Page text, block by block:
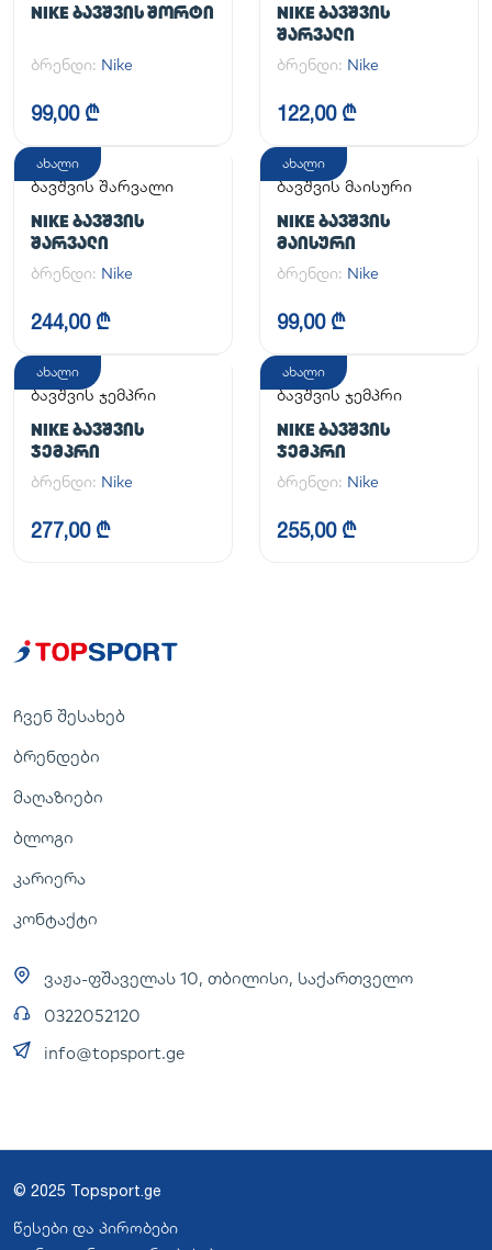
NIKE ᲑᲐᲕᲨᲕᲘᲡ ᲨᲝᲠᲢᲘ
ბრენდი: Nike
99,00 ₾
NIKE ᲑᲐᲕᲨᲕᲘᲡ
ᲨᲐᲠᲕᲐᲚᲘ
ბრენდი: Nike
122,00 ₾
ახალი
ბავშვის შარვალი
NIKE ᲑᲐᲕᲨᲕᲘᲡ
ᲨᲐᲠᲕᲐᲚᲘ
ბრენდი: Nike
244,00 ₾
ახალი
ბავშვის მაისური
NIKE ᲑᲐᲕᲨᲕᲘᲡ
ᲛᲐᲘᲡᲣᲠᲘ
ბრენდი: Nike
99,00 ₾
ახალი
ბავშვის ჯემპრი
NIKE ᲑᲐᲕᲨᲕᲘᲡ
ᲯᲔᲛᲞᲠᲘ
ბრენდი: Nike
277,00 ₾
ახალი
ბავშვის ჯემპრი
NIKE ᲑᲐᲕᲨᲕᲘᲡ
ᲯᲔᲛᲞᲠᲘ
ბრენდი: Nike
255,00 ₾
ჩვენ შესახებ
ბრენდები
მაღაზიები
ბლოგი
კარიერა
კონტაქტი
ვაჟა-ფშაველას 10, თბილისი, საქართველო
0322052120
info@topsport.ge
© 2025 Topsport.ge
წესები და პირობები